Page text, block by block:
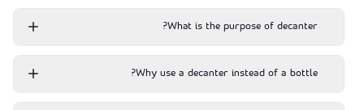
What is the purpose of decanter?
Why use a decanter instead of a bottle?